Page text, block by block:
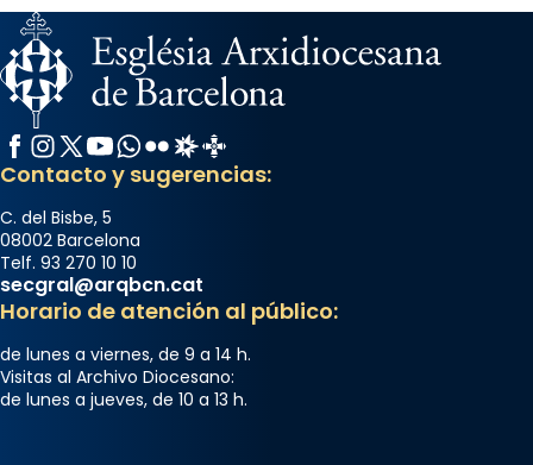
Facebook
Instagram
X / Twitter
YouTube
WhatsApp
FlickrRadio Estel
Catalunya Cristiana
Contacto y sugerencias:
C. del Bisbe, 5
08002 Barcelona
Telf. 93 270 10 10
secgral@arqbcn.cat
Horario de atención al público:
de lunes a viernes, de 9 a 14 h.
Visitas al Archivo Diocesano:
de lunes a jueves, de 10 a 13 h.